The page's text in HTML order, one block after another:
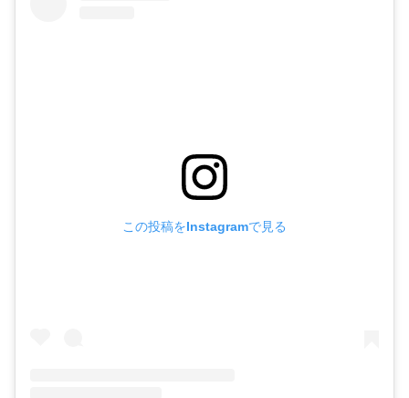
この投稿をInstagramで見る